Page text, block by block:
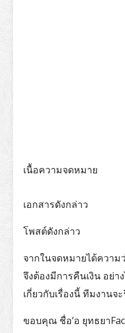
เนื้อความจดหมาย
เอกสารดังกล่าว
โพสต์ดังกล่าว
จากในจดหมายได้ควา
จึงต้องมีการคืนเงิน อย่
เกี่ยวกับเรื่องนี้ ทีมงาน
ขอบคุณ ชื่อ’อ ยุทธยา